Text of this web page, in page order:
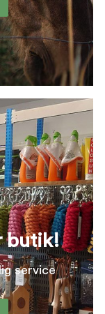
butik!
service